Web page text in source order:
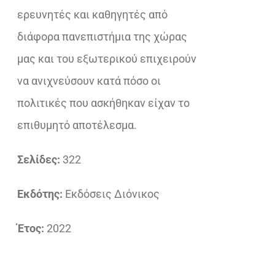
ερευνητές και καθηγητές από
διάφορα πανεπιστήμια της χώρας
μας και του εξωτερικού επιχειρούν
να ανιχνεύσουν κατά πόσο οι
πολιτικές που ασκήθηκαν είχαν το
επιθυμητό αποτέλεσμα.
Σελίδες: 322
Εκδότης: Εκδόσεις Διόνικος
Έτος: 2022